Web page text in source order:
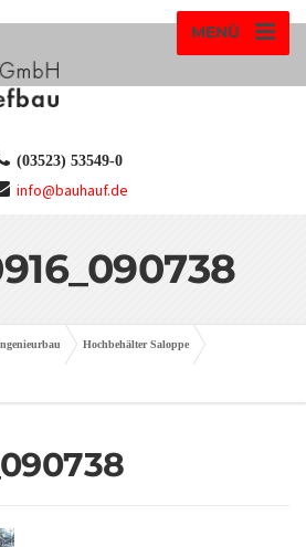
MENÜ
(03523) 53549-0
info@bauhauf.de
Hochbehälter Saloppe